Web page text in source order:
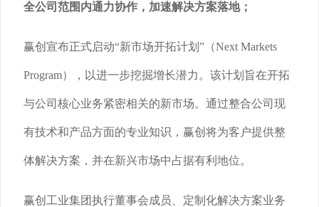
全公司范围内通力协作，加速解决方案落地；
赢创宣布正式启动“新市场开拓计划”（Next Markets
Program），以进一步挖掘增长潜力。该计划旨在开拓
与公司核心业务紧密相关的新市场。通过整合公司现
有技术和产品方面的专业知识，赢创将为客户提供整
体解决方案，并在新兴市场中占据有利地位。
赢创工业集团执行董事会成员、定制化解决方案业务